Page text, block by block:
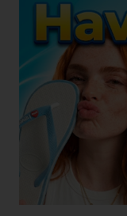
que um look com
existem ótimas
deixar seu chinelo
como fazer isso
muito bem com
tradicional, o
modelo na versão
havaianas branca
combina com